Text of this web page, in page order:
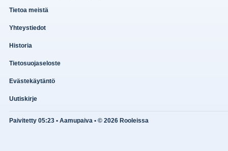
Tietoa meistä
Yhteystiedot
Historia
Tietosuojaseloste
Evästekäytäntö
Uutiskirje
Paivitetty 05:23 • Aamupaiva • © 2026 Rooleissa